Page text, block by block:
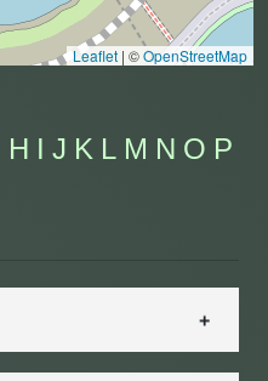
Leaflet | ©OpenStreetMap
H I J K L M N O P